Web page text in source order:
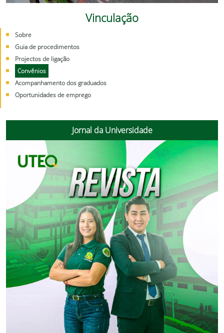
Vinculação
Sobre
Guia de procedimentos
Projectos de ligação
Convênios
Acompanhamento dos graduados
Oportunidades de emprego
Jornal da Universidade